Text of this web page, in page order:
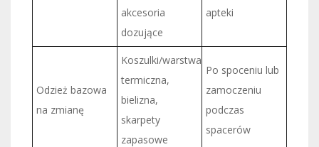
akcesoria
dozujące
apteki
Odzież bazowa
na zmianę
Koszulki/warstwa
termiczna,
bielizna,
skarpety
zapasowe
Po spoceniu lub
zamoczeniu
podczas
spacerów